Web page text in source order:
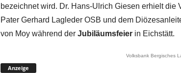
bezeichnet wird. Dr. Hans-Ulrich Giesen erhielt die
Pater Gerhard Lagleder OSB und dem
von Moy während der Jubiläumsfeierin Eichstätt.
Volksbank Bergisches
Anzeige